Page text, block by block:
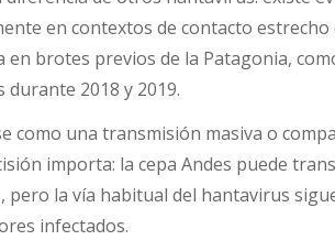
en contextos de contacto estrecho
brotes previos de la Patagonia,
durante 2018 y 2019.
como una transmisión masiva o
importa: la cepa Andes puede
la vía habitual del hantavirus
infectados.